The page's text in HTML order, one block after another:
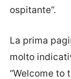
ospitante”.
La prima
molto
“Welcome to